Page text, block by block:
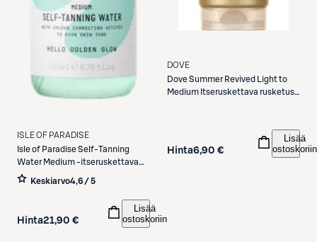
ISLE OF PARADISE
Isle of ParadiseSelf-Tanning
Water Medium -itseruskettava
suihke 200ml
Keskiarvo4,6 / 5
Hinta21,90 €
Lisää
ostoskoriin
DOVE
DoveSummer Revived Light to
Medium Itseruskettava rusketus
Hinta6,90 €
Lisää
ostoskoriin